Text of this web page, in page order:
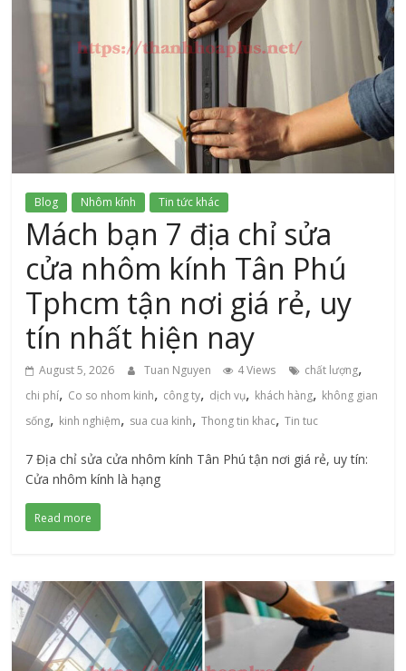
Blog Nhôm kính Tin tức khác
Mách bạn 7 địa chỉ sửa
cửa nhôm kính Tân Phú
Tphcm tận nơi giá rẻ, uy
tín nhất hiện nay
August 5, 2026 Tuan Nguyen 4 Views chất lượng,
chi phí, Co so nhom kinh, công ty, dịch vụ, khách hàng, không gian
sống, kinh nghiệm, sua cua kinh,Thong tin khac,Tin tuc
7 Địa chỉ sửa cửa nhôm kính Tân Phú tận nơi giá rẻ, uy tín:
Cửa nhôm kính là hạng
Read more